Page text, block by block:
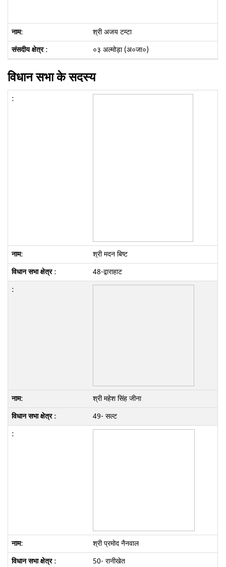
श्री अजय टम्टा
०३ अल्मोड़ा (अ०जा०)
विधान सभा के सदस्य
श्री मदन बिष्ट
48-द्वाराहाट
श्री महेश सिंह जीना
49- सल्ट
श्री प्रमोद नैनवाल
50- रानीखेत